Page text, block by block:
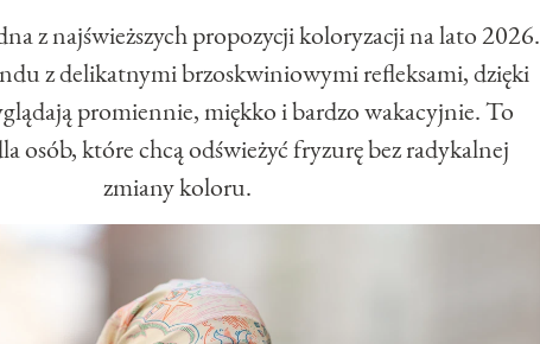
z najświeższych propozycji koloryzacji na lato 2026.
z delikatnymi brzoskwiniowymi refleksami, dzięki
promiennie, miękko i bardzo wakacyjnie. To
osób, które chcą odświeżyć fryzurę bez radykalnej
zmiany koloru.